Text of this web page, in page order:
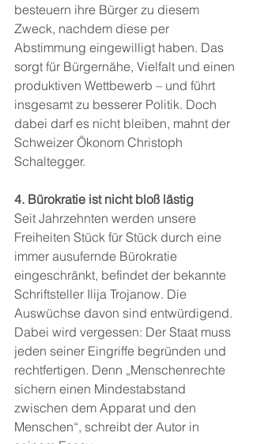
besteuern ihre Bürger zu diesem
Zweck, nachdem diese per
Abstimmung eingewilligt haben. Das
sorgt für Bürgernähe, Vielfalt und einen
produktiven Wettbewerb – und führt
insgesamt zu besserer Politik. Doch
dabei darf es nicht bleiben, mahnt der
Schweizer Ökonom Christoph
Schaltegger.
4. Bürokratie ist nicht bloß lästig
Seit Jahrzehnten werden unsere
Freiheiten Stück für Stück durch eine
immer ausufernde Bürokratie
eingeschränkt, befindet der bekannte
Schriftsteller Ilija Trojanow. Die
Auswüchse davon sind entwürdigend.
Dabei wird vergessen: Der Staat muss
jeden seiner Eingriffe begründen und
rechtfertigen. Denn „Menschenrechte
sichern einen Mindestabstand
zwischen dem Apparat und den
Menschen“, schreibt der Autor in